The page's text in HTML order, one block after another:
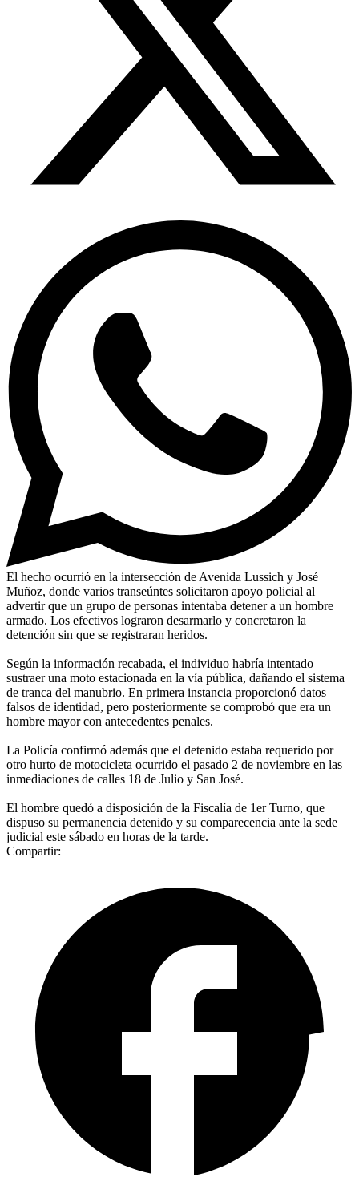
El hecho ocurrió en la intersección de Avenida Lussich y José
Muñoz, donde varios transeúntes solicitaron apoyo policial al
advertir que un grupo de personas intentaba detener a un hombre
armado. Los efectivos lograron desarmarlo y concretaron la
detención sin que se registraran heridos.
Según la información recabada, el individuo habría intentado
sustraer una moto estacionada en la vía pública, dañando el sistema
de tranca del manubrio. En primera instancia proporcionó datos
falsos de identidad, pero posteriormente se comprobó que era un
hombre mayor con antecedentes penales.
La Policía confirmó además que el detenido estaba requerido por
otro hurto de motocicleta ocurrido el pasado 2 de noviembre en las
inmediaciones de calles 18 de Julio y San José.
El hombre quedó a disposición de la Fiscalía de 1er Turno, que
dispuso su permanencia detenido y su comparecencia ante la sede
judicial este sábado en horas de la tarde.
Compartir: